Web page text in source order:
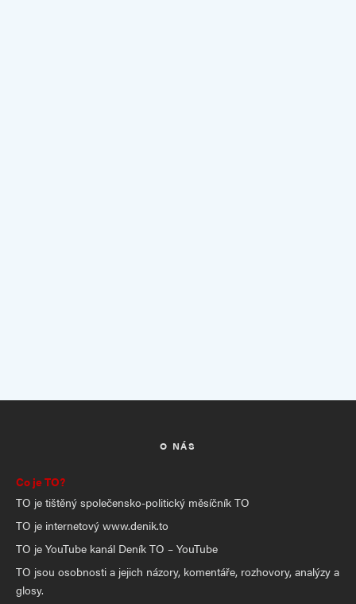
O NÁS
Co je TO?
TO je tištěný společensko-politický měsíčník TO
TO je internetový www.denik.to
TO je YouTube kanál Deník TO – YouTube
TO jsou osobnosti a jejich názory, komentáře, rozhovory, analýzy a
glosy.